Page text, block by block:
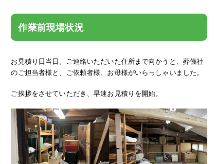
作業前現場状況
お見積り日当日、ご連絡いただいた住所まで向かうと、葬儀社
のご担当者様と、ご依頼者様、お母様がいらっしゃいました。
ご挨拶をさせていただき、早速お見積りを開始。